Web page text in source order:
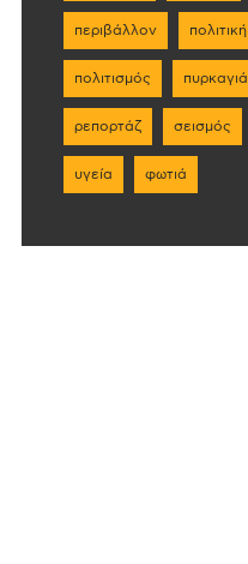
περιβάλλον πολιτική
πολιτισμός πυρκαγιά
ρεπορτάζ σεισμός
υγεία φωτιά